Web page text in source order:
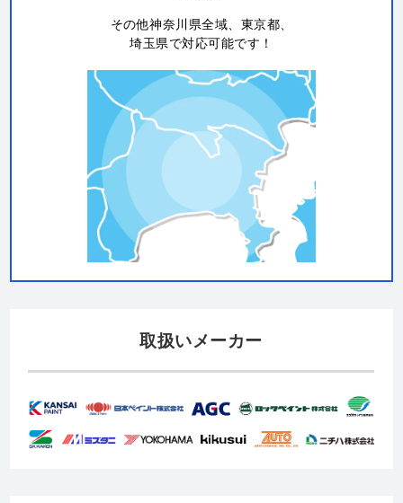
その他神奈川県全域、東京都、
埼玉県で対応可能です！
取扱いメーカー